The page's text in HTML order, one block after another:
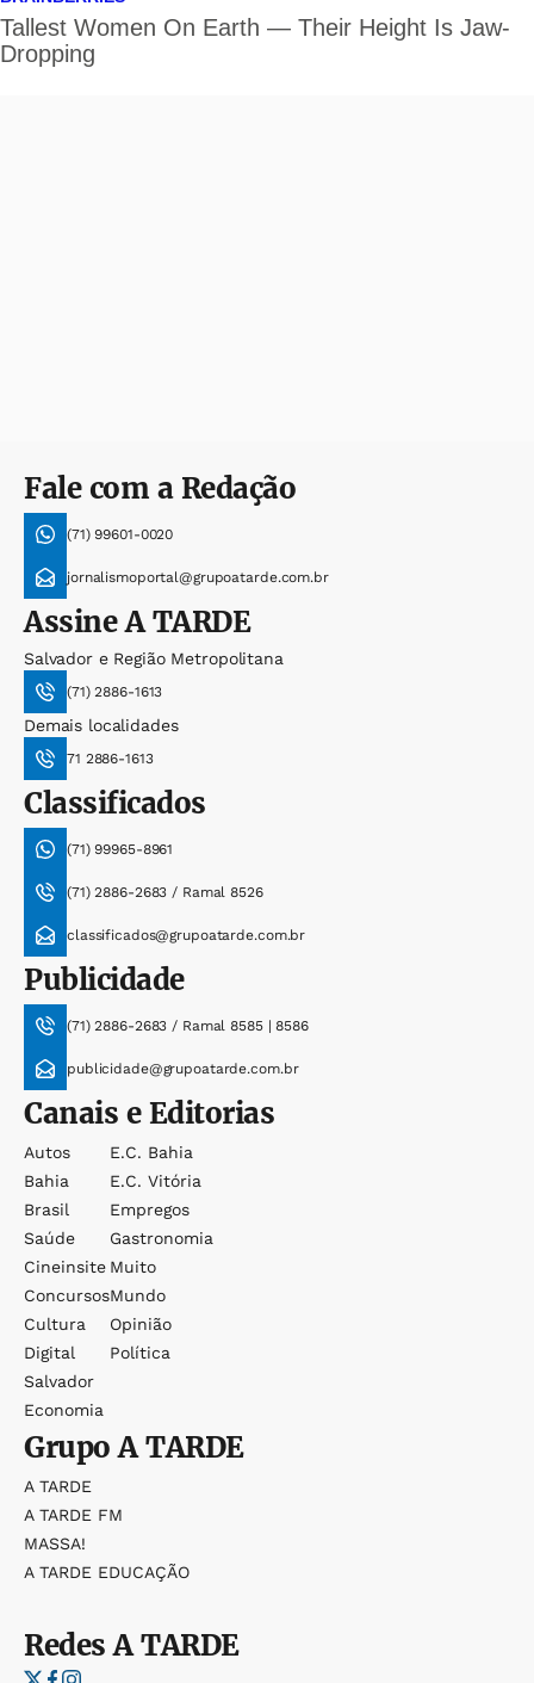
Fale com a Redação
(71) 99601-0020
jornalismoportal@grupoatarde.com.br
AssineA TARDE
Salvador e Região Metropolitana
(71) 2886-1613
Demais localidades
71 2886-1613
Classificados
(71) 99965-8961
(71) 2886-2683 / Ramal 8526
classificados@grupoatarde.com.br
Publicidade
(71) 2886-2683 / Ramal 8585 | 8586
publicidade@grupoatarde.com.br
Canais e Editorias
Autos
Bahia
Brasil
Saúde
Cineinsite
Concursos
Cultura
Digital
Salvador
Economia
E.c. Bahia
E.c. Vitória
Empregos
Gastronomia
Muito
Mundo
Opinião
Política
GrupoA TARDE
A TARDE
A TARDE FM
MASSA!
A TARDE EDUCAÇÃO
RedesA TARDE